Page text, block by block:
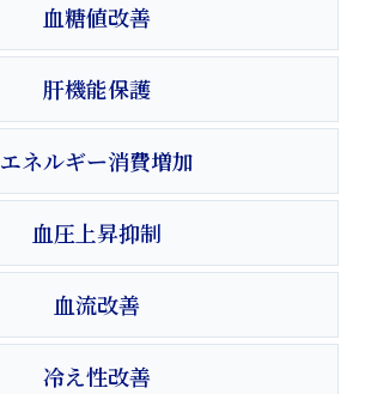
血糖値改善
肝機能保護
エネルギー消費増加
血圧上昇抑制
血流改善
冷え性改善